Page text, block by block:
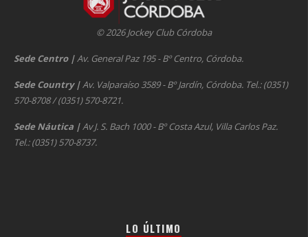
© 2026 Jockey Club Córdoba
Sede Centro |Av. General Paz 195 - Bº Centro, Córdoba.
Sede Country |Av. Valparaíso 3589 - Bº Jardín, Córdoba. Tel.: (0351)
570-8708 / (0351) 570-8721.
Sede Náutica |Av J. S. Bach 1000 - Bº Costa Azul, Villa Carlos Paz.
Tel.: (0351) 570-8737.
LO ÚLTIMO